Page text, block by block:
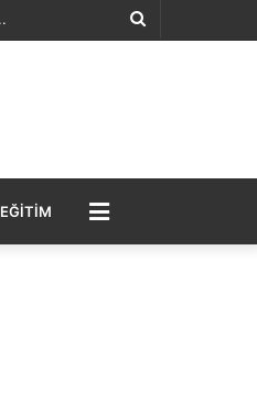
Arama
EĞITIM MENÜ